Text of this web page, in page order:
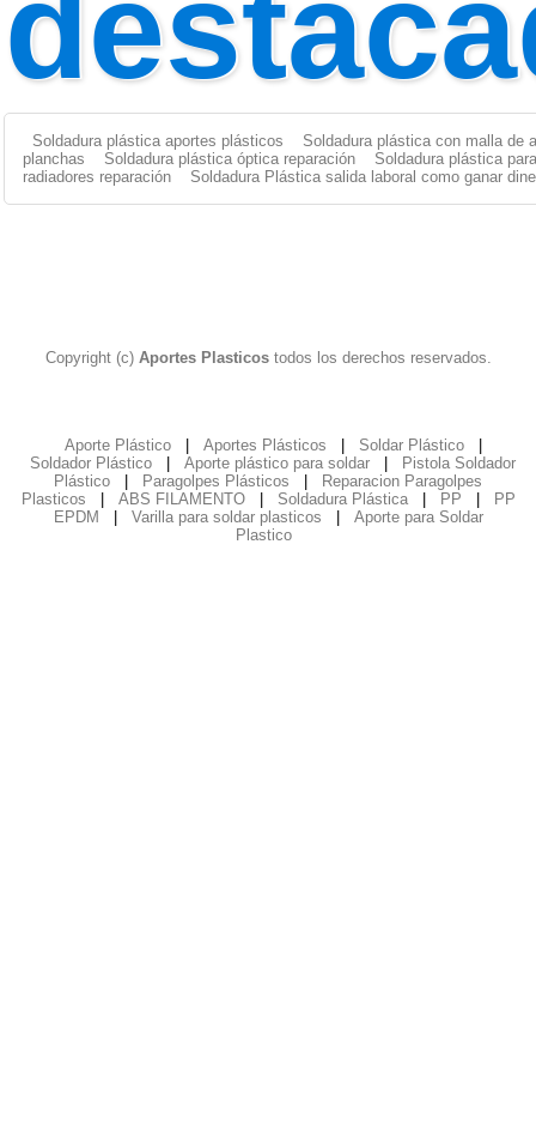
Soldadura plástica aportes plásticos
Soldadura plástica con malla de
planchas
Soldadura plástica óptica reparación
Soldadura plástica
radiadores reparación
Soldadura Plástica salida laboral como ganar
Copyright (c) Aportes Plasticostodos los derechos reservados.
Aporte Plástico Aportes Plásticos Soldar Plástico
Soldador Plástico
Aporte plástico para soldar
Pistola Soldador
Plástico
Paragolpes Plásticos
Reparacion Paragolpes
Plasticos
ABS FILAMENTO Soldadura Plástica PP
PP
EPDM
Varilla para soldar plasticos
Aporte para Soldar
Plastico